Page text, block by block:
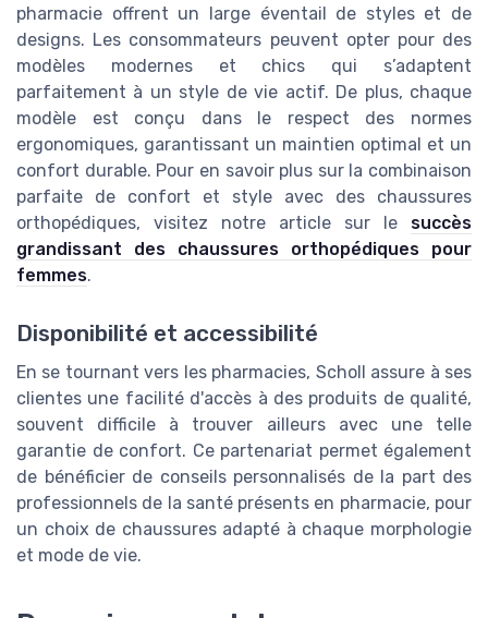
pharmacie offrent un large éventail de styles et de
designs. Les consommateurs peuvent opter pour des
modèles modernes et chics qui s’adaptent
parfaitement à un style de vie actif. De plus, chaque
modèle est conçu dans le respect des normes
ergonomiques, garantissant un maintien optimal et un
confort durable. Pour en savoir plus sur la combinaison
parfaite de confort et style avec des chaussures
orthopédiques, visitez notre article sur le succès
grandissant des chaussures orthopédiques pour
femmes.
Disponibilité et accessibilité
En se tournant vers les pharmacies, Scholl assure à ses
clientes une facilité d'accès à des produits de qualité,
souvent difficile à trouver ailleurs avec une telle
garantie de confort. Ce partenariat permet également
de bénéficier de conseils personnalisés de la part des
professionnels de la santé présents en pharmacie, pour
un choix de chaussures adapté à chaque morphologie
et mode de vie.